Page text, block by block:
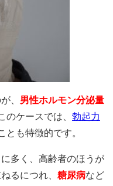
、 男性ホルモン分泌量
のケースでは、 勃起力
とも特徴的です。
多く、高齢者のほうが
るにつれ、 糖尿病など